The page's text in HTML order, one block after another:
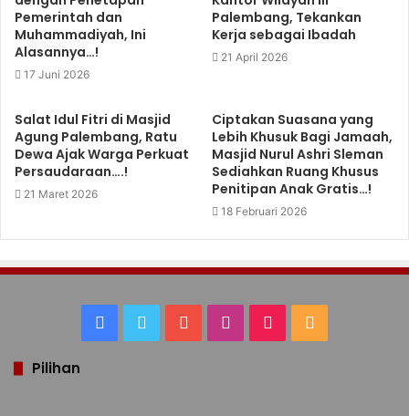
Pemerintah dan
Muhammadiyah, Ini
Alasannya…!
17 Juni 2026
Palembang, Tekankan
Kerja sebagai Ibadah
21 April 2026
Salat Idul Fitri di Masjid
Agung Palembang, Ratu
Dewa Ajak Warga Perkuat
Persaudaraan….!
21 Maret 2026
Ciptakan Suasana yang
Lebih Khusuk Bagi Jamaah,
Masjid Nurul Ashri Sleman
Sediahkan Ruang Khusus
Penitipan Anak Gratis…!
18 Februari 2026
Facebook
Twitter YouTubeInstagram
TikTok
Pilihan